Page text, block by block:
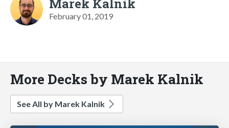
Marek Kalnik
February 01, 2019
More Decks by Marek Kalnik
See All by Marek Kalnik